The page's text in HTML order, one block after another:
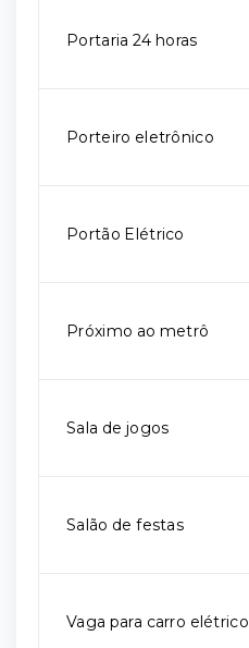
Portaria 24 horas
Porteiro eletrônico
Portão Elétrico
Próximo ao metrô
Sala de jogos
Salão de festas
Vaga para carro elétrico